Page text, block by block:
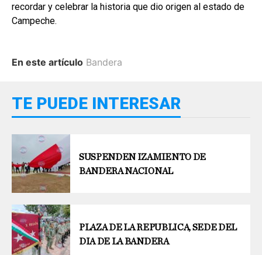
recordar y celebrar la historia que dio origen al estado de
Campeche.
En este artículo Bandera
TE PUEDE INTERESAR
SUSPENDEN IZAMIENTO DE
BANDERA NACIONAL
PLAZA DE LA REPUBLICA, SEDE DEL
DIA DE LA BANDERA